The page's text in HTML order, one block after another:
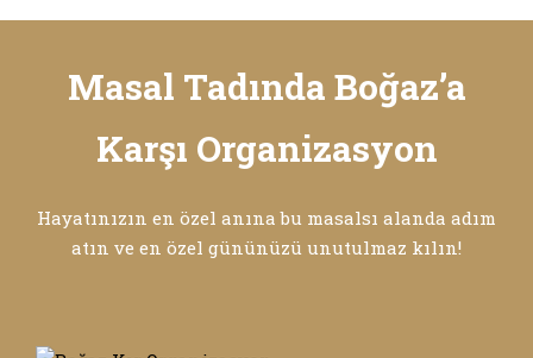
Masal Tadında Boğaz’a
Karşı Organizasyon
Hayatınızın en özel anına bu masalsı alanda adım
atın ve en özel gününüzü unutulmaz kılın!